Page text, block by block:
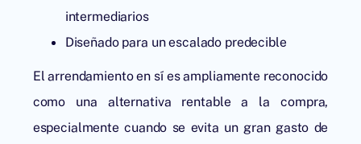
intermediarios
Diseñado para un escalado predecible
El arrendamiento en sí es ampliamente reconocido
como una alternativa rentable a la compra,
especialmente cuando se evita un gran gasto de